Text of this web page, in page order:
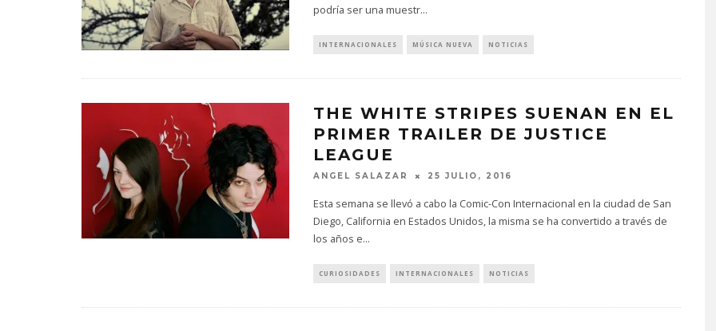
podría ser una muestr...
INTERNACIONALES MÚSICA NUEVA NOTICIAS
THE WHITE STRIPES SUENAN EN EL
PRIMER TRAILER DE JUSTICE
LEAGUE
ANGEL SALAZAR 25 JULIO, 2016
Esta semana se llevó a cabo la Comic-Con Internacional en la ciudad de San
Diego, California en Estados Unidos, la misma se ha convertido a través de
los años e...
CURIOSIDADES INTERNACIONALES NOTICIAS